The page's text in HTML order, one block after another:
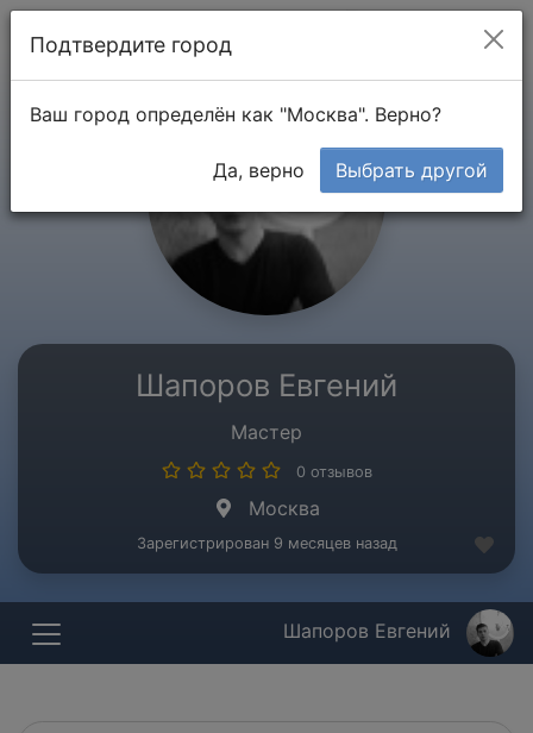
Шапоров Евгений
Мастер
0 отзывов
Москва
Зарегистрирован 9 месяцев назад
Шапоров Евгений
Подтвердите город
Ваш город определён как "Москва". Верно?
Да, верно Выбрать другой